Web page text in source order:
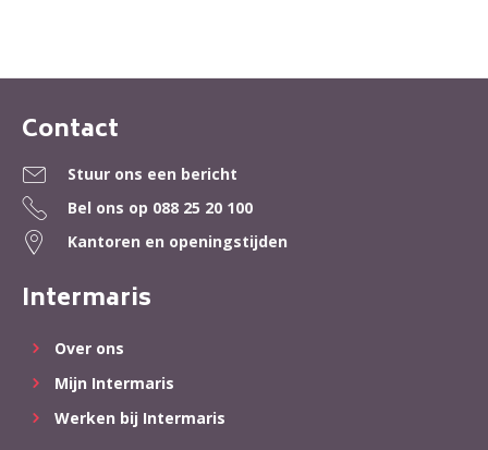
Contactinformatie
Contact
Stuur ons een bericht
Bel ons op 088 25 20 100
Kantoren en openingstijden
Intermaris
Over ons
Mijn Intermaris
Werken bij Intermaris